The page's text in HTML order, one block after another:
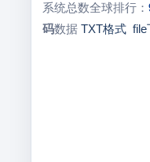
系统总数全球排行：
码数据 TXT格式 file